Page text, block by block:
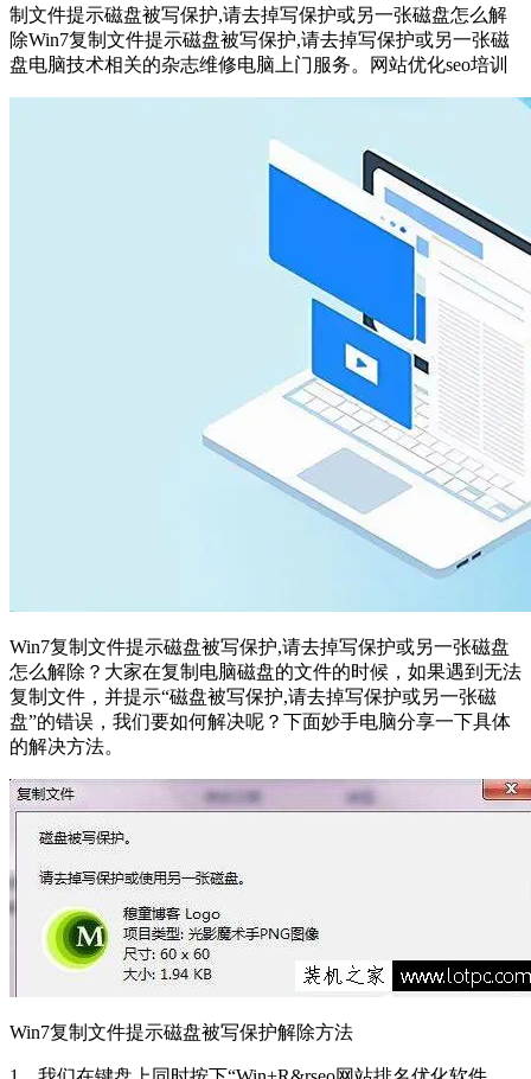
制文件提示磁盘被写保护,请去掉写保护或另一张磁盘怎么解
除Win7复制文件提示磁盘被写保护,请去掉写保护或另一张磁
盘电脑技术相关的杂志维修电脑上门服务。网站优化seo培训
Win7复制文件提示磁盘被写保护,请去掉写保护或另一张磁盘
怎么解除？大家在复制电脑磁盘的文件的时候，如果遇到无法
复制文件，并提示“磁盘被写保护,请去掉写保护或另一张磁
盘”的错误，我们要如何解决呢？下面妙手电脑分享一下具体
的解决方法。
Win7复制文件提示磁盘被写保护解除方法